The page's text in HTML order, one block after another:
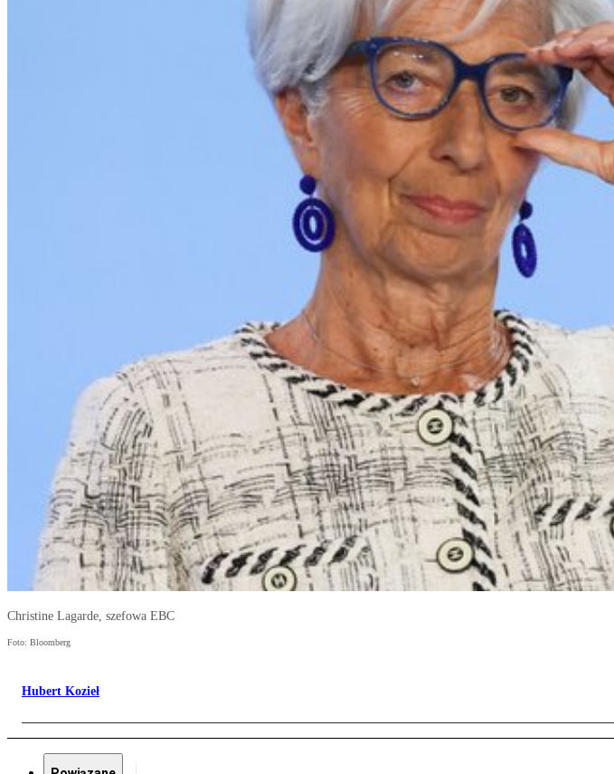
Christine Lagarde, szefowa EBC
Foto: Bloomberg
Hubert Kozieł